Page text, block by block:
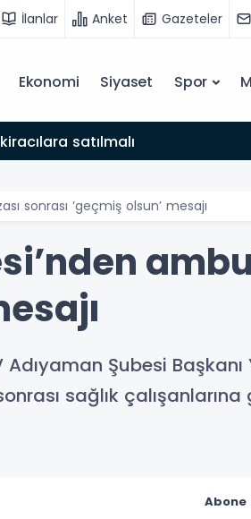
İlanlar Anket Gazeteler
Ekonomi Siyaset Spor
satılmalı
sonrası ‘geçmiş olsun’ mesajı
Adıyaman Şubesi
sağlık
Abone